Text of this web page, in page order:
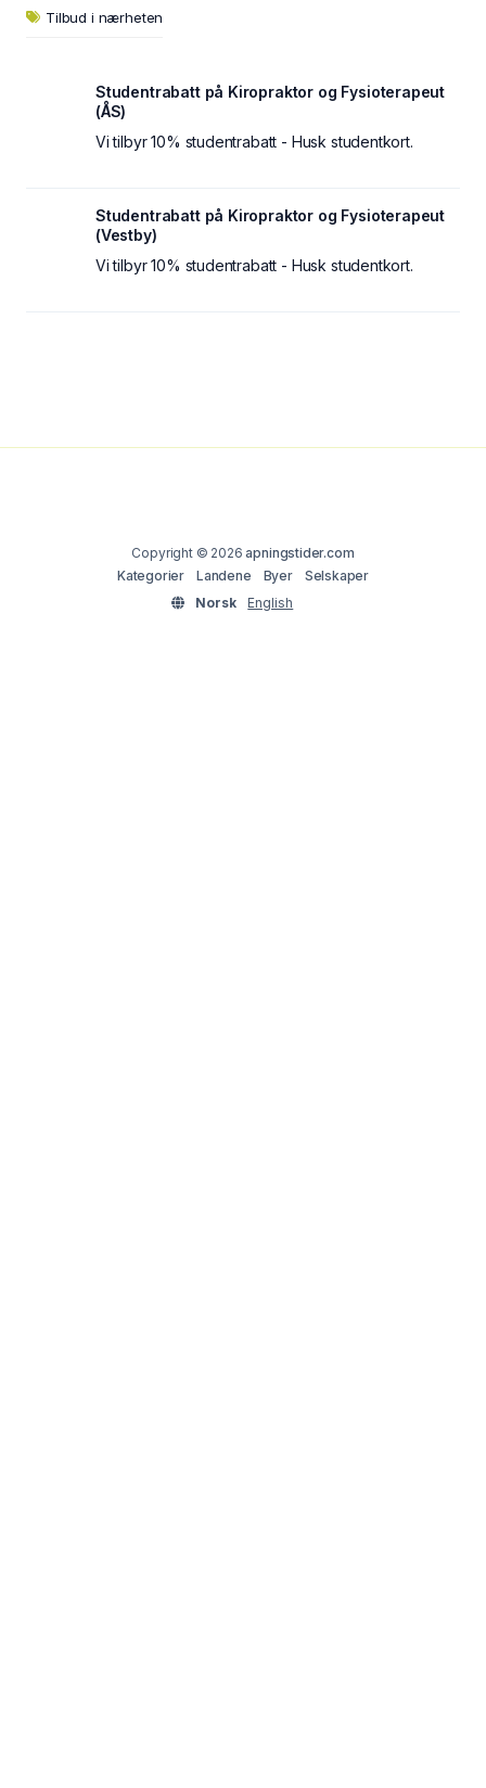
Tilbud i nærheten
Studentrabatt på Kiropraktor og Fysioterapeut
(ÅS)
Vi tilbyr 10% studentrabatt - Husk studentkort.
Studentrabatt på Kiropraktor og Fysioterapeut
(Vestby)
Vi tilbyr 10% studentrabatt - Husk studentkort.
Copyright © 2026apningstider.com
Kategorier
Landene Byer
Selskaper
Norsk
English